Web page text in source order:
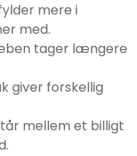
mere i
med.
tager længere
giver forskellig
mellem et billigt